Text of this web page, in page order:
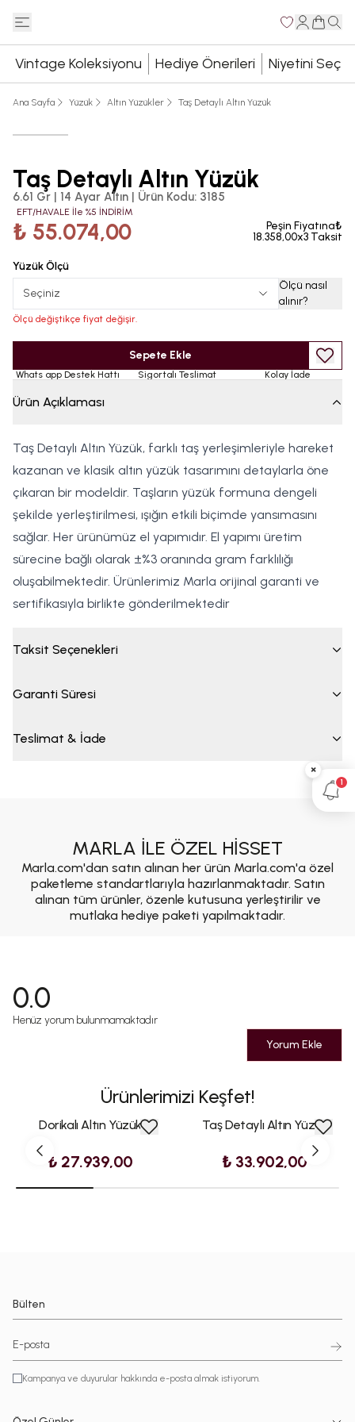
Vintage Koleksiyonu Hediye Önerileri Niyetini Seç
Ana Sayfa Yüzük Altın Yüzükler Taş Detaylı Altın Yüzük
Taş Detaylı Altın Yüzük
6.61 Gr | 14 Ayar Altın | Ürün Kodu: 3185
EFT/HAVALE İle %5 İNDİRİM
₺ 55.074,00
Peşin Fiyatına₺
18.358,00x3 Taksit
Yüzük Ölçü
Seçiniz
Ölçü nasıl
alınır?
Ölçü değiştikçe fiyat değişir.
Sepete Ekle
Whats app Destek Hattı Sigortalı Teslimat Kolay İade
Ürün Açıklaması
Taş Detaylı Altın Yüzük, farklı taş yerleşimleriyle hareket
kazanan ve klasik altın yüzük tasarımını detaylarla öne
çıkaran bir modeldir. Taşların yüzük formuna dengeli
şekilde yerleştirilmesi, ışığın etkili biçimde yansımasını
sağlar. Her ürünümüz el yapımıdır. El yapımı üretim
sürecine bağlı olarak ±%3 oranında gram farklılığı
oluşabilmektedir. Ürünlerimiz Marla orijinal garanti ve
sertifikasıyla birlikte gönderilmektedir
Taksit Seçenekleri
Garanti Süresi
Teslimat & İade
MARLA İLE ÖZEL HİSSET
Marla.com'dan satın alınan her ürün Marla.com'a özel
paketleme standartlarıyla hazırlanmaktadır. Satın
alınan tüm ürünler, özenle kutusuna yerleştirilir ve
mutlaka hediye paketi yapılmaktadır.
0.0
Henüz yorum bulunmamaktadır
Yorum Ekle
Ürünlerimizi Keşfet!
Dorikalı Altın Yüzük
₺ 27.939,00
Taş Detaylı Altın Yüzük
₺ 33.902,00
Bülten
Kampanya ve duyurular hakkında e-posta almak istiyorum.
×
1